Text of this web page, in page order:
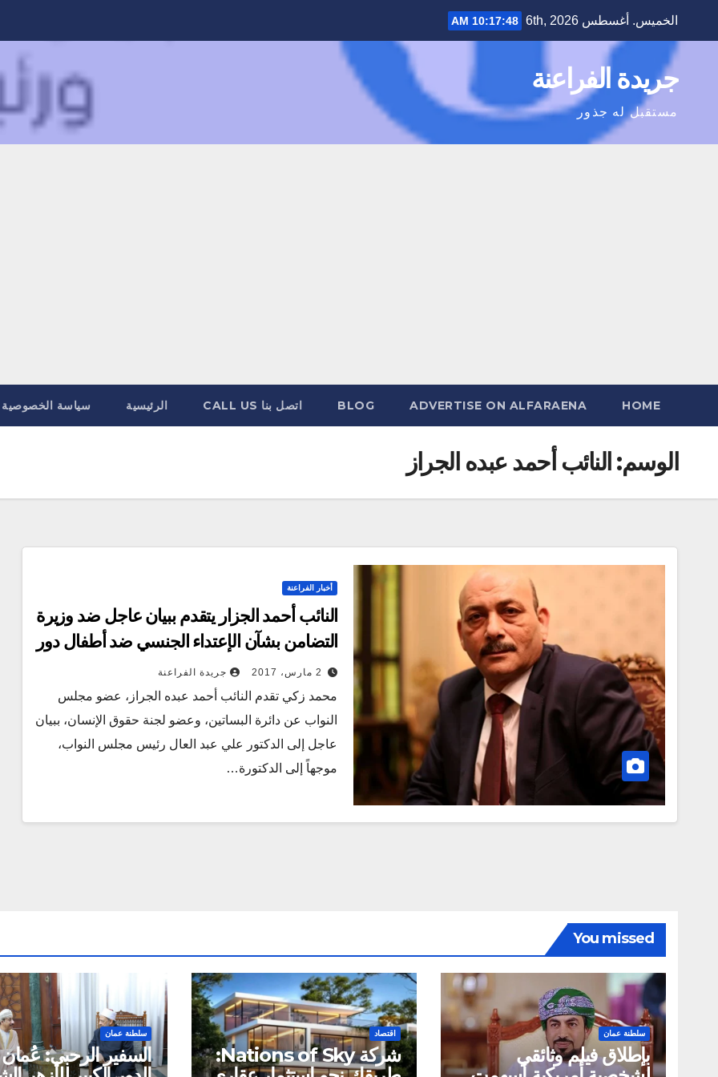
الخميس. أغسطس 6th, 2026 10:17:48 AM
جريدة الفراعنة
مستقبل له جذور
HOME
ADVERTISE ON ALFARAENA
BLOG اتصل بنا CALL US الرئيسية سياسة الخصوصية
الوسم: النائب أحمد عبده الجراز
أخبار الفراعنة
النائب أحمد الجزار يتقدم ببيان عاجل ضد وزيرة
التضامن بشآن الإعتداء الجنسي ضد أطفال دور
الرعاية
2 مارس، 2017 جريدة الفراعنة
‏محمد زكي تقدم النائب أحمد عبده الجراز، عضو مجلس
النواب عن دائرة البساتين، وعضو لجنة حقوق الإنسان، ببيان
عاجل إلى الدكتور علي عبد العال رئيس مجلس النواب،
موجهاً إلى الدكتورة…
You missed
سلطنة عمان
بإطلاق فيلم وثائقي
اقتصاد
شركة Nations of Sky:
سلطنة عمان
السفير الرحبي: